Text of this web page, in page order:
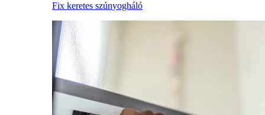
Fix keretes szúnyogháló